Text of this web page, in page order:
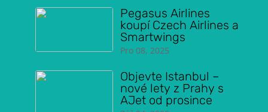
Pegasus Airlines
koupí Czech Airlines a
Smartwings
Pro 08, 2025
Objevte Istanbul –
nové lety z Prahy s
AJet od prosince